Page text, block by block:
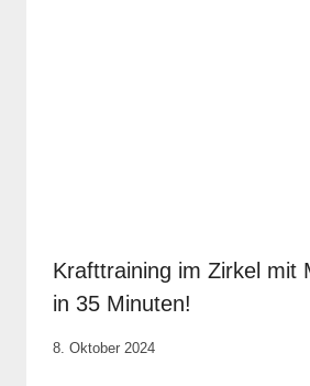
Krafttraining im Zirkel mit
in 35 Minuten!
Von
8. Oktober 2024